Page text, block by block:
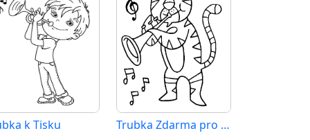
k Tisku Trubka Zdarma pro Děti